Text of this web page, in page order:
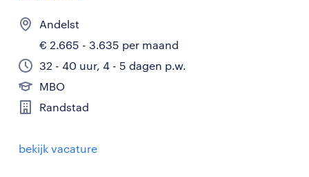
Andelst
€ 2.665 - 3.635 per maand
32 - 40 uur, 4 - 5 dagen p.w.
MBO
Randstad
bekijk vacature